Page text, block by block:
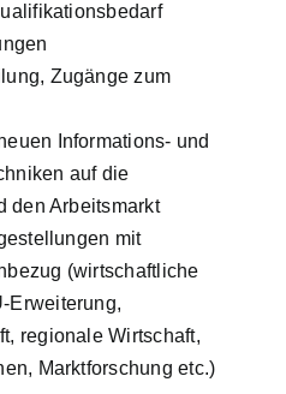
Zugänge zum
Informations- und
auf die
den Arbeitsmarkt
mit
(wirtschaftliche
Erweiterung,
regionale Wirtschaft,
Marktforschung etc.)